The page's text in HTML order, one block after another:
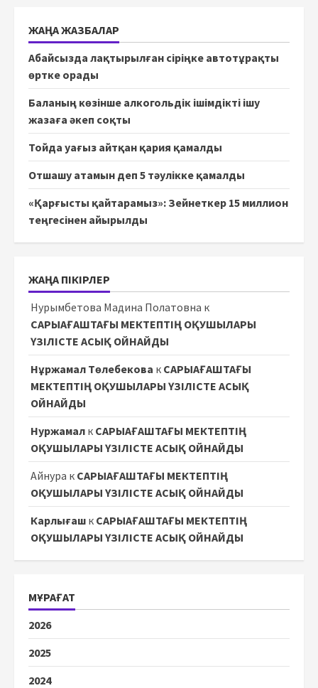
ЖАҢА ЖАЗБАЛАР
Абайсызда лақтырылған сіріңке автотұрақты
өртке орады
Баланың көзінше алкогольдік ішімдікті ішу
жазаға әкеп соқты
Тойда уағыз айтқан қария қамалды
Отшашу атамын деп 5 тәулікке қамалды
«Қарғысты қайтарамыз»: Зейнеткер 15 миллион
теңгесінен айырылды
ЖАҢА ПІКІРЛЕР
Нурымбетова Мадина Полатовна к
САРЫАҒАШТАҒЫ МЕКТЕПТІҢ ОҚУШЫЛАРЫ
ҮЗІЛІСТЕ АСЫҚ ОЙНАЙДЫ
Нұржамал Төлебекова к САРЫАҒАШТАҒЫ
МЕКТЕПТІҢ ОҚУШЫЛАРЫ ҮЗІЛІСТЕ АСЫҚ
ОЙНАЙДЫ
Нуржамал к САРЫАҒАШТАҒЫ МЕКТЕПТІҢ
ОҚУШЫЛАРЫ ҮЗІЛІСТЕ АСЫҚ ОЙНАЙДЫ
Айнура к САРЫАҒАШТАҒЫ МЕКТЕПТІҢ
ОҚУШЫЛАРЫ ҮЗІЛІСТЕ АСЫҚ ОЙНАЙДЫ
Карлығаш к САРЫАҒАШТАҒЫ МЕКТЕПТІҢ
ОҚУШЫЛАРЫ ҮЗІЛІСТЕ АСЫҚ ОЙНАЙДЫ
МҰРАҒАТ
2026
2025
2024